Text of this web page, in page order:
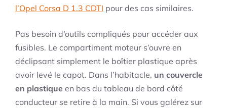
l’Opel Corsa D 1.3 CDTI pour des cas similaires.
Pas besoin d’outils compliqués pour accéder aux
fusibles. Le compartiment moteur s’ouvre en
déclipsant simplement le boîtier plastique après
avoir levé le capot. Dans l’habitacle, un couvercle
en plastique en bas du tableau de bord côté
conducteur se retire à la main. Si vous galérez sur